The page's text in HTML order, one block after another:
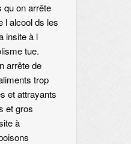
qu on arrête
l alcool ds les
insite à l
tue.
arrête de
trop
et attrayants
et gros
à